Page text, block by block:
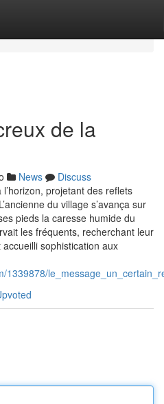
de la
News
Discuss
projetant des reflets
du village s’avança sur
pieds la caresse humide du
les fréquents, recherchant leur
sophistication aux
1339878/